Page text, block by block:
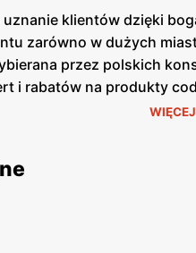
klientów dzięki
zarówno w dużych
przez polskich
i rabatów na produkty
niskimi cenami
Market stawia
klientom śledzenie
placówki i
WIĘCEJ